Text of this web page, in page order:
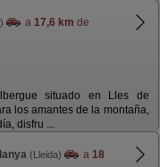
a 17,6 km de
situado en Lles de
los amantes de la montaña,
disfru ...
(Lleida) a 18